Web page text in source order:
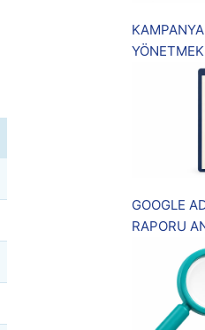
YÖNETMEK
GOOGLE
RAPORU